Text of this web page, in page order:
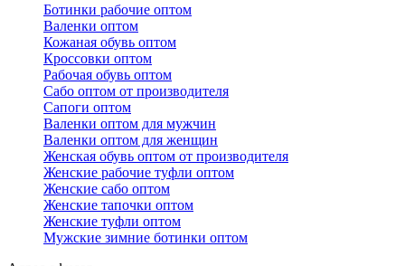
Ботинки рабочие оптом
Валенки оптом
Кожаная обувь оптом
Кроссовки оптом
Рабочая обувь оптом
Сабо оптом от производителя
Сапоги оптом
Валенки оптом для мужчин
Валенки оптом для женщин
Женская обувь оптом от производителя
Женские рабочие туфли оптом
Женские сабо оптом
Женские тапочки оптом
Женские туфли оптом
Мужские зимние ботинки оптом